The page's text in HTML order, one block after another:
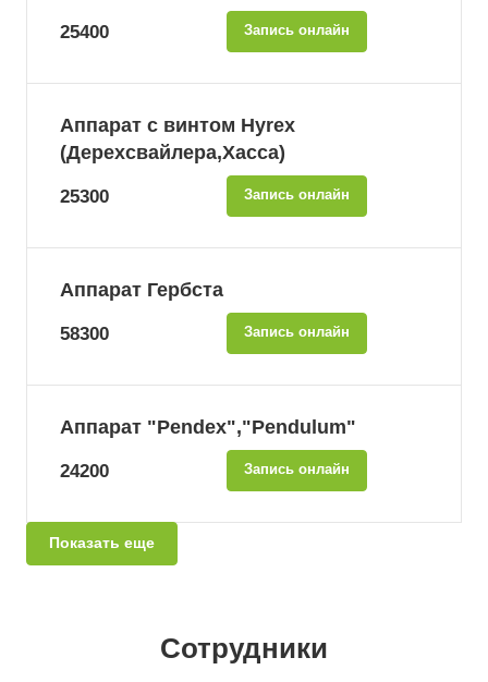
25400 Запись онлайн
Аппарат с винтом Hyrex
(Дерехсвайлера,Хасса)
25300 Запись онлайн
Аппарат Гербста
58300 Запись онлайн
Аппарат "Pendex","Pendulum"
24200 Запись онлайн
Показать еще
Сотрудники